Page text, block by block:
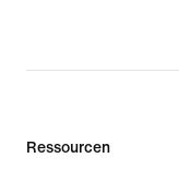
Ressourcen